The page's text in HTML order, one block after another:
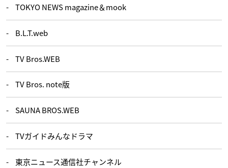
TOKYO NEWS magazine＆mook
B.L.T.web
TV Bros.WEB
TV Bros. note版
SAUNA BROS.WEB
TVガイドみんなドラマ
東京ニュース通信社チャンネル